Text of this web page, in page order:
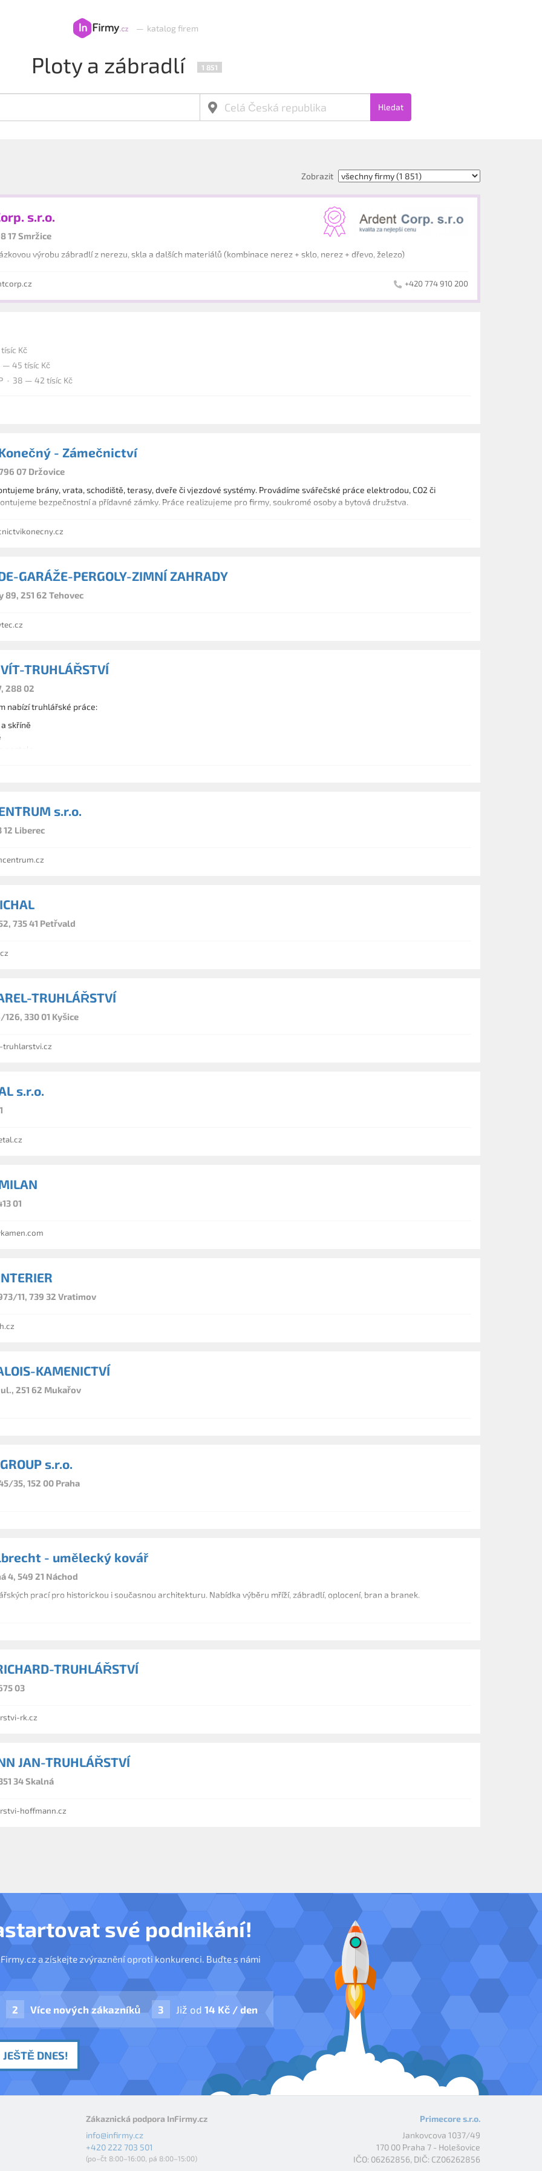
— katalog firem
Ploty a zábradlí 1 851
Hledat
Zobrazit
s.r.o.
17 Smržice
výrobu zábradlí z nerezu, skla a dalších materiálů (kombinace nerez + sklo, nerez + dřevo, železo)
+420 774 910 200
Kč
— 45 tísíc Kč
38 — 42 tísíc Kč
- Zámečnictví
07 Držovice
brány, vrata, schodiště, terasy, dveře či vjezdové systémy. Provádíme svářečské práce elektrodou, CO2 či
bezpečnostní a přídavné zámky. Práce realizujeme pro firmy, soukromé osoby a bytová družstva.
GARÁŽE-PERGOLY-ZIMNÍ ZAHRADY
89, 251 62 Tehovec
TRUHLÁŘSTVÍ
288 02
nabízí truhlářské práce:
skříně
nábytek
s.r.o.
12 Liberec
735 41 Petřvald
TRUHLÁŘSTVÍ
126, 330 01 Kyšice
truhlarstvi.cz
s.r.o.
01
11, 739 32 Vratimov
KAMENICTVÍ
251 62 Mukařov
s.r.o.
35, 152 00 Praha
- umělecký kovář
4, 549 21 Náchod
prací pro historickou i současnou architekturu. Nabídka výběru mříží, zábradlí, oplocení, bran a branek.
TRUHLÁŘSTVÍ
03
rk.cz
JAN-TRUHLÁŘSTVÍ
34 Skalná
hoffmann.cz
své podnikání!
a získejte zvýraznění oproti konkurenci. Buďte s námi
Více nových zákazníků Již od 14 Kč / den
DNES!
Zákaznická podpora InFirmy.cz
info@infirmy.cz
+420 222 703 501
(po–čt 8:00–16:00, pá 8:00–15:00)
Primecore s.r.o.
Jankovcova 1037/49
170 00 Praha 7 - Holešovice
IČO: 06262856, DIČ: CZ06262856